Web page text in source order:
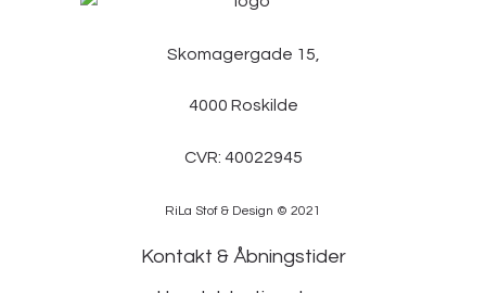
Skomagergade 15,
4000 Roskilde
CVR: 40022945
RiLa Stof & Design © 2021
Kontakt & Åbningstider